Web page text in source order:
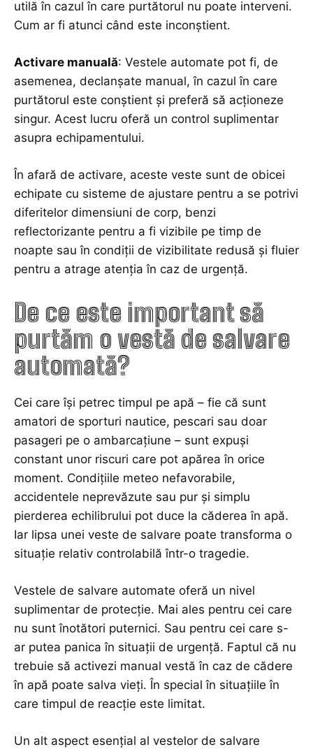
utilă în cazul în care purtătorul nu poate interveni.
Cum ar fi atunci când este inconștient.
Activare manuală: Vestele automate pot fi, de
asemenea, declanșate manual, în cazul în care
purtătorul este conștient și preferă să acționeze
singur. Acest lucru oferă un control suplimentar
asupra echipamentului.
În afară de activare, aceste veste sunt de obicei
echipate cu sisteme de ajustare pentru a se potrivi
diferitelor dimensiuni de corp, benzi
reflectorizante pentru a fi vizibile pe timp de
noapte sau în condiții de vizibilitate redusă și fluier
pentru a atrage atenția în caz de urgență.
De ce este important să
purtăm o vestă de salvare
automată?
Cei care își petrec timpul pe apă – fie că sunt
amatori de sporturi nautice, pescari sau doar
pasageri pe o ambarcațiune – sunt expuși
constant unor riscuri care pot apărea în orice
moment. Condițiile meteo nefavorabile,
accidentele neprevăzute sau pur și simplu
pierderea echilibrului pot duce la căderea în apă.
Iar lipsa unei veste de salvare poate transforma o
situație relativ controlabilă într-o tragedie.
Vestele de salvare automate oferă un nivel
suplimentar de protecție. Mai ales pentru cei care
nu sunt înotători puternici. Sau pentru cei care s-
ar putea panica în situații de urgență. Faptul că nu
trebuie să activezi manual vestă în caz de cădere
în apă poate salva vieți. În special în situațiile în
care timpul de reacție este limitat.
Un alt aspect esențial al vestelor de salvare